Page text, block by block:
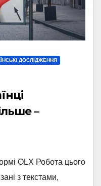
ДОСЛІДЖЕННЯ
–
OLX Робота цього
з текстами,